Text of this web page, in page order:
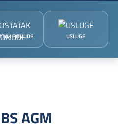
PONUDE USLUGE
AGM